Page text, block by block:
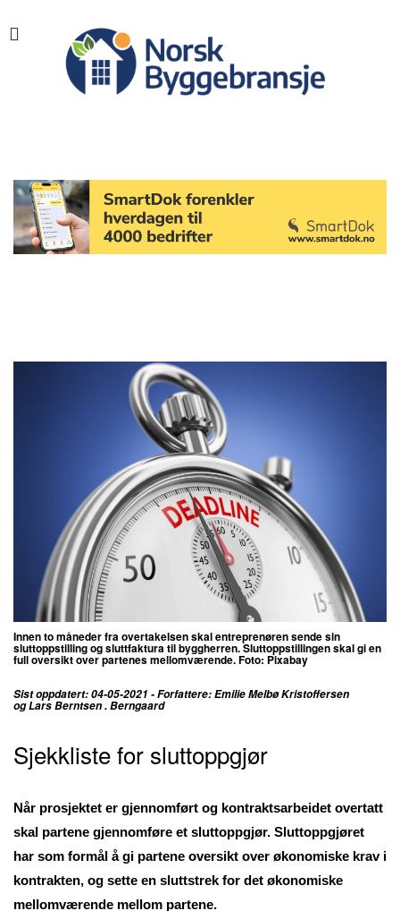
Innen to måneder fra overtakelsen skal entreprenøren sende sin
sluttoppstilling og sluttfaktura til byggherren. Sluttoppstillingen skal gi en
full oversikt over partenes mellomværende. Foto: Pixabay
Sist oppdatert: 04-05-2021 - Forfattere: Emilie Melbø Kristoffersen
og Lars Berntsen . Berngaard
Sjekkliste for sluttoppgjør
Når prosjektet er gjennomført og kontraktsarbeidet overtatt
skal partene gjennomføre et sluttoppgjør. Sluttoppgjøret
har som formål å gi partene oversikt over økonomiske krav i
kontrakten, og sette en sluttstrek for det økonomiske
mellomværende mellom partene.